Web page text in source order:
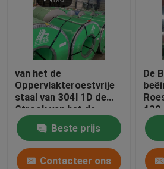
Staal Scherpe Plaat
Aluminium plaatplaat
Gevormd Aluminiumblad
van het de
Oppervlakteroestvrije
staal van 304l 1D de
Strook van het de
Rolastm Roestvrije
staal
Beste prijs
Contacteer ons
De
430